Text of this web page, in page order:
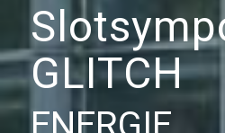
GLITCH